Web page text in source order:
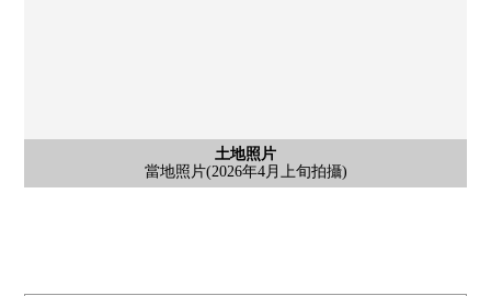
土地照片
當地照片(2026年4月上旬拍攝)
土地照片
當地照片(2026年4月上旬拍攝)
土地照片
當地照片(2026年4月上旬拍攝)
土地照片
當地照片(2026年4月上旬拍攝)
含有前面道路的外觀
北側前面道路(2026年4月上旬拍攝)
含有前面道路的外觀
西側前面道路(2026年4月上旬拍攝)